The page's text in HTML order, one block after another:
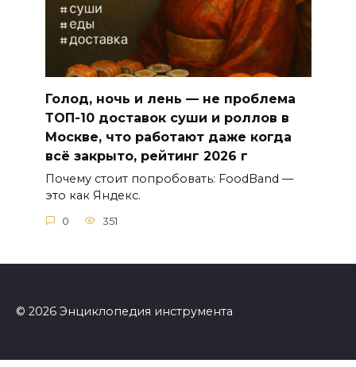
Голод, ночь и лень — не проблема
ТОП-10 доставок суши и роллов в
Москве, что работают даже когда
всё закрыто, рейтинг 2026 г
Почему стоит попробовать: FoodBand —
это как Яндекс.
0 351
© 2026 Энциклопедия инструмента